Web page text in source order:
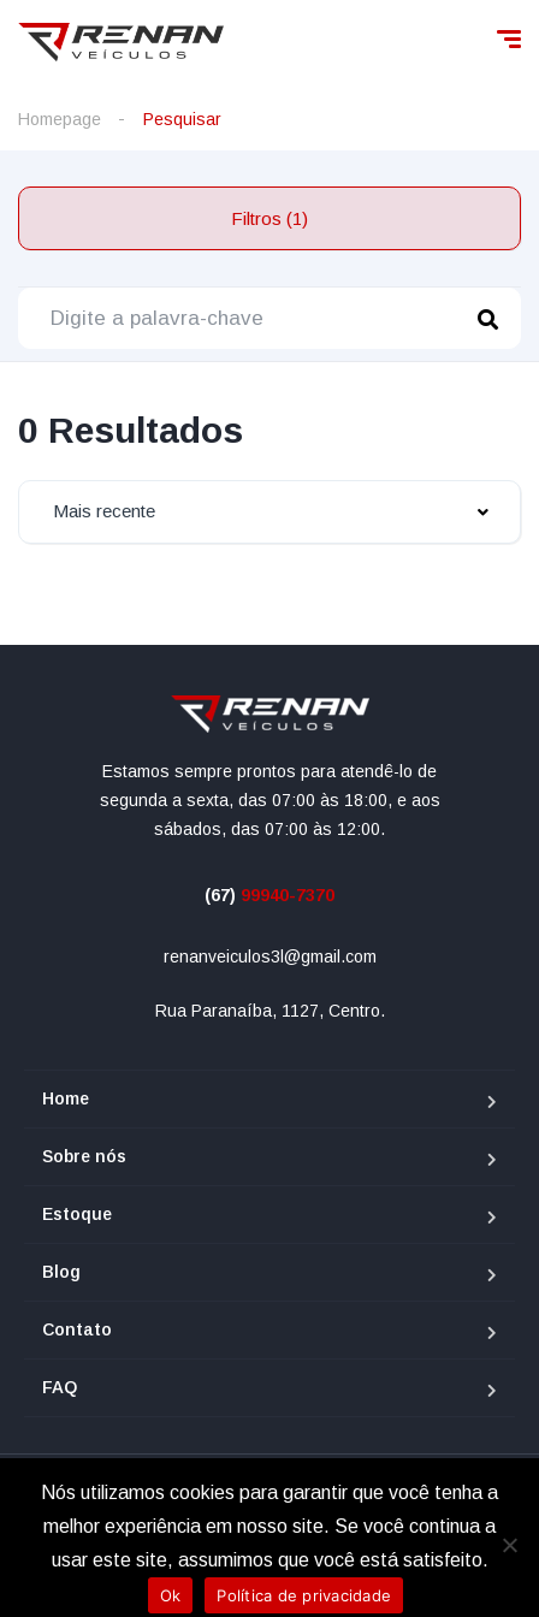
Homepage Pesquisar
Filtros (1)
0 Resultados
Mais recente
Estamos sempre prontos para atendê-lo de
segunda a sexta, das 07:00 às 18:00, e aos
sábados, das 07:00 às 12:00.
(67) 99940-7370
renanveiculos3l@gmail.com
Rua Paranaíba, 1127, Centro.
Home
Sobre nós
Estoque
Blog
Contato
FAQ
© 2025 Renan Veículos.
Nós utilizamos cookies para garantir que você tenha a
melhor experiência em nosso site. Se você continua a
usar este site, assumimos que você está satisfeito.
Ok Política de privacidade